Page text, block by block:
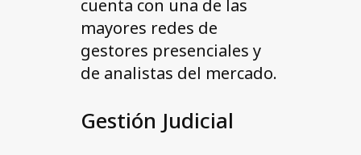
cuenta con una de las
mayores redes de
gestores presenciales y
de analistas del mercado.
Gestión Judicial